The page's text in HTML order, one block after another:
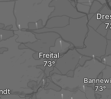
Freital